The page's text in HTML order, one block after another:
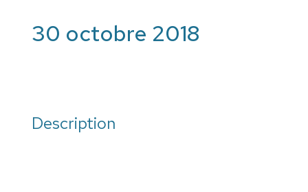
30 octobre 2018
Description